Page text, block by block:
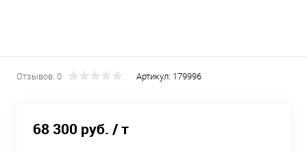
Отзывов: 0 Артикул: 179996
68 300 руб. / т